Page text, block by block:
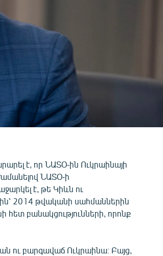
է, որ ՆԱՏՕ-ին Ուկրաինայի
ՆԱՏՕ-ի
է, թե Կիևն ու
2014 թվականի սահմաններին
բանակցությունների, որոնք
ու բարգավաճ Ուկրաինա։ Բայց,